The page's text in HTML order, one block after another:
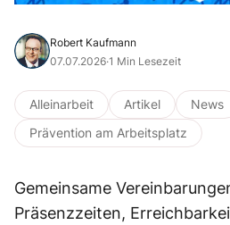
Robert Kaufmann
07.07.2026·1 Min Lesezeit
Alleinarbeit Artikel
News
Prävention am Arbeitsplatz
Gemeinsame
Präsenzzeiten,